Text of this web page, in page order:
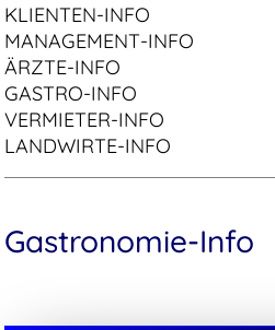
KLIENTEN-INFO
MANAGEMENT-INFO
ÄRZTE-INFO
GASTRO-INFO
VERMIETER-INFO
LANDWIRTE-INFO
Gastronomie-Info